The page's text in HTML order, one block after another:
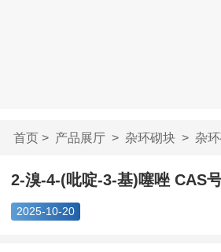
首页> 产品展厅> 杂环砌块> 杂
啶-3-基)噻唑 CA...
2-溴-4-(吡啶-3-基)噻唑 CAS
2025-10-20